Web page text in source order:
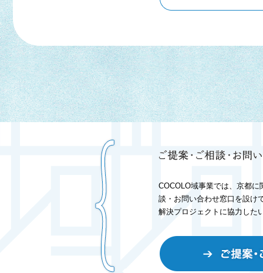
COCOLO域事業では、京都
談・お問い合わせ窓口を設け
解決プロジェクトに協力した